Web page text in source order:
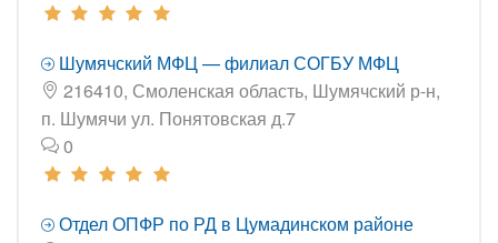
Шумячский МФЦ — филиал СОГБУ МФЦ
216410, Смоленская область, Шумячский р-н,
п. Шумячи ул. Понятовская д.7
0
Отдел ОПФР по РД в Цумадинском районе